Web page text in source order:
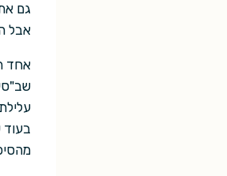
גם
אבל
אחד
בעוד